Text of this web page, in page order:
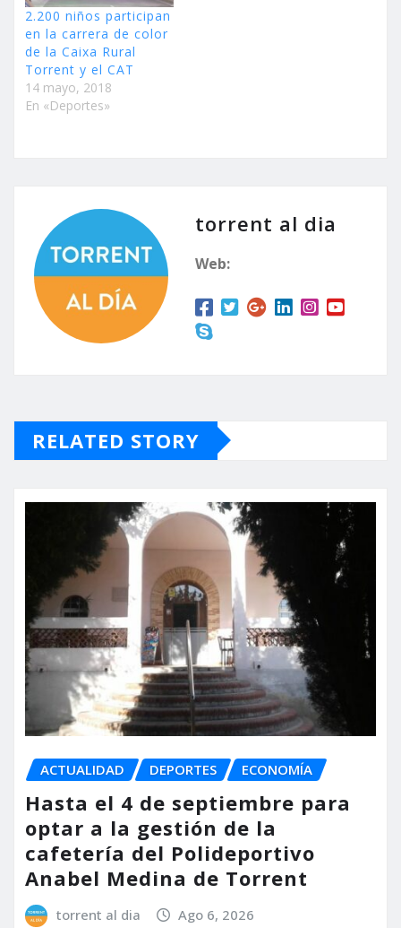
2.200 niños participan
en la carrera de color
de la Caixa Rural
Torrent y el CAT
14 mayo, 2018
En «Deportes»
torrent al dia
Web:
RELATED STORY
ACTUALIDAD DEPORTES ECONOMÍA
Hasta el 4 de septiembre para
optar a la gestión de la
cafetería del Polideportivo
Anabel Medina de Torrent
torrent al dia Ago 6, 2026